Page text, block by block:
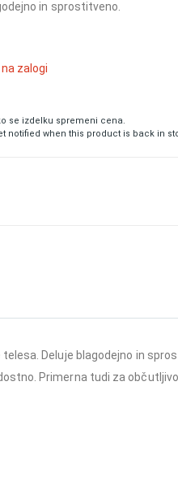
in sprostitveno.
na zalogi
se izdelku spremeni cena.
notified when this product is back in
Deluje blagodejno in
Primerna tudi za občutljivo